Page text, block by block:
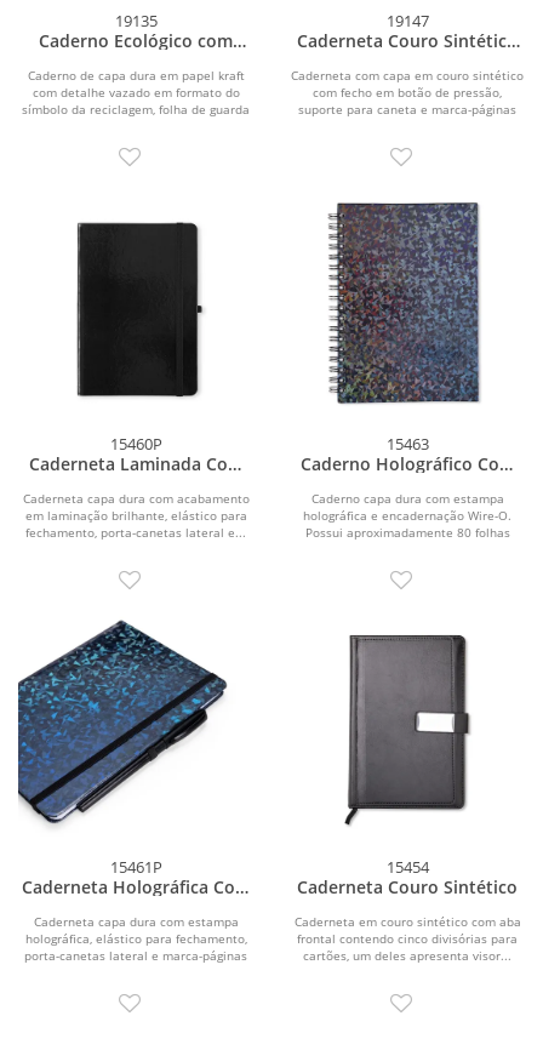
19135
Caderno Ecológico com
Caderno de capa dura em papel kraft
com detalhe vazado em formato do
símbolo da reciclagem, folha de guarda
19147
Caderneta Couro Sintético
Caderneta com capa em couro sintético
com fecho em botão de pressão,
suporte para caneta e marca-páginas
15460P
Caderneta Laminada Com
Caderneta capa dura com acabamento
em laminação brilhante, elástico para
fechamento, porta-canetas lateral e...
15463
Caderno Holográfico Com
Caderno capa dura com estampa
holográfica e encadernação Wire-O.
Possui aproximadamente 80 folhas
15461P
Caderneta Holográfica Com
Caderneta capa dura com estampa
holográfica, elástico para fechamento,
porta-canetas lateral e marca-páginas
15454
Caderneta Couro Sintético
Caderneta em couro sintético com aba
frontal contendo cinco divisórias para
cartões, um deles apresenta visor...